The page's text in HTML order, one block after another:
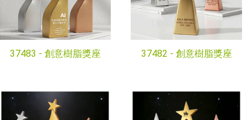
37483 - 創意樹脂獎座 37482 - 創意樹脂獎座